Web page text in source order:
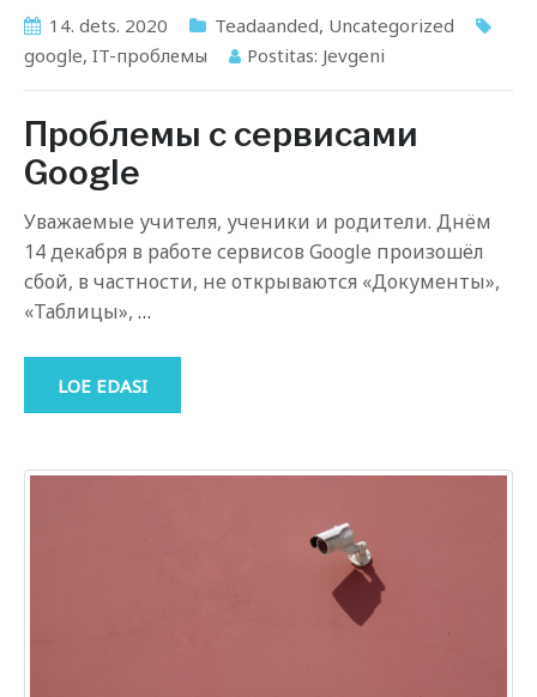
14. dets. 2020 Teadaanded, Uncategorized
google, IT-проблемы Postitas: Jevgeni
Проблемы с сервисами
Google
Уважаемые учителя, ученики и родители. Днём
14 декабря в работе сервисов Google произошёл
сбой, в частности, не открываются «Документы»,
«Таблицы», …
LOE EDASI